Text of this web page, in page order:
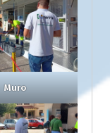
Muro